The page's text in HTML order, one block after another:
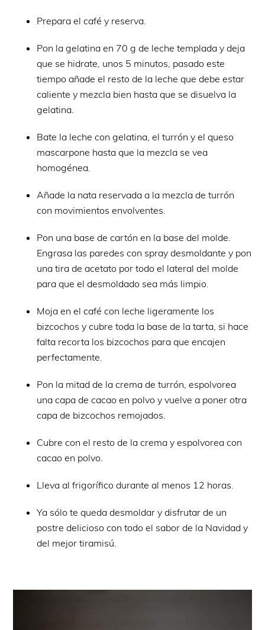
Prepara el café y reserva.
Pon la gelatina en 70 g de leche templada y deja
que se hidrate, unos 5 minutos, pasado este
tiempo añade el resto de la leche que debe estar
caliente y mezcla bien hasta que se disuelva la
gelatina.
Bate la leche con gelatina, el turrón y el queso
mascarpone hasta que la mezcla se vea
homogénea.
Añade la nata reservada a la mezcla de turrón
con movimientos envolventes.
Pon una base de cartón en la base del molde.
Engrasa las paredes con spray desmoldante y pon
una tira de acetato por todo el lateral del molde
para que el desmoldado sea más limpio.
Moja en el café con leche ligeramente los
bizcochos y cubre toda la base de la tarta, si hace
falta recorta los bizcochos para que encajen
perfectamente.
Pon la mitad de la crema de turrón, espolvorea
una capa de cacao en polvo y vuelve a poner otra
capa de bizcochos remojados.
Cubre con el resto de la crema y espolvorea con
cacao en polvo.
Lleva al frigorífico durante al menos 12 horas.
Ya sólo te queda desmoldar y disfrutar de un
postre delicioso con todo el sabor de la Navidad y
del mejor tiramisú.